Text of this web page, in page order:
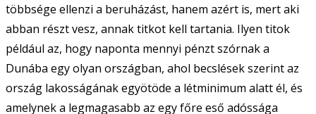
többsége ellenzi a beruházást, hanem azért is, mert aki
abban részt vesz, annak titkot kell tartania. Ilyen titok
például az, hogy naponta mennyi pénzt szórnak a
Dunába egy olyan országban, ahol becslések szerint az
ország lakosságának egyötöde a létminimum alatt él, és
amelynek a legmagasabb az egy főre eső adóssága